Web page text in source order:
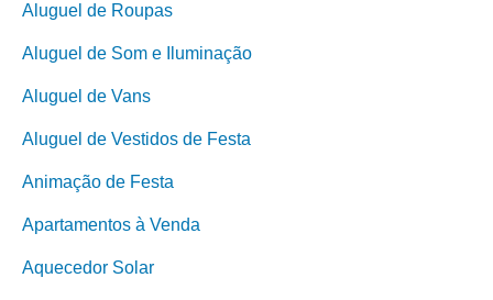
Aluguel de Roupas
Aluguel de Som e Iluminação
Aluguel de Vans
Aluguel de Vestidos de Festa
Animação de Festa
Apartamentos à Venda
Aquecedor Solar